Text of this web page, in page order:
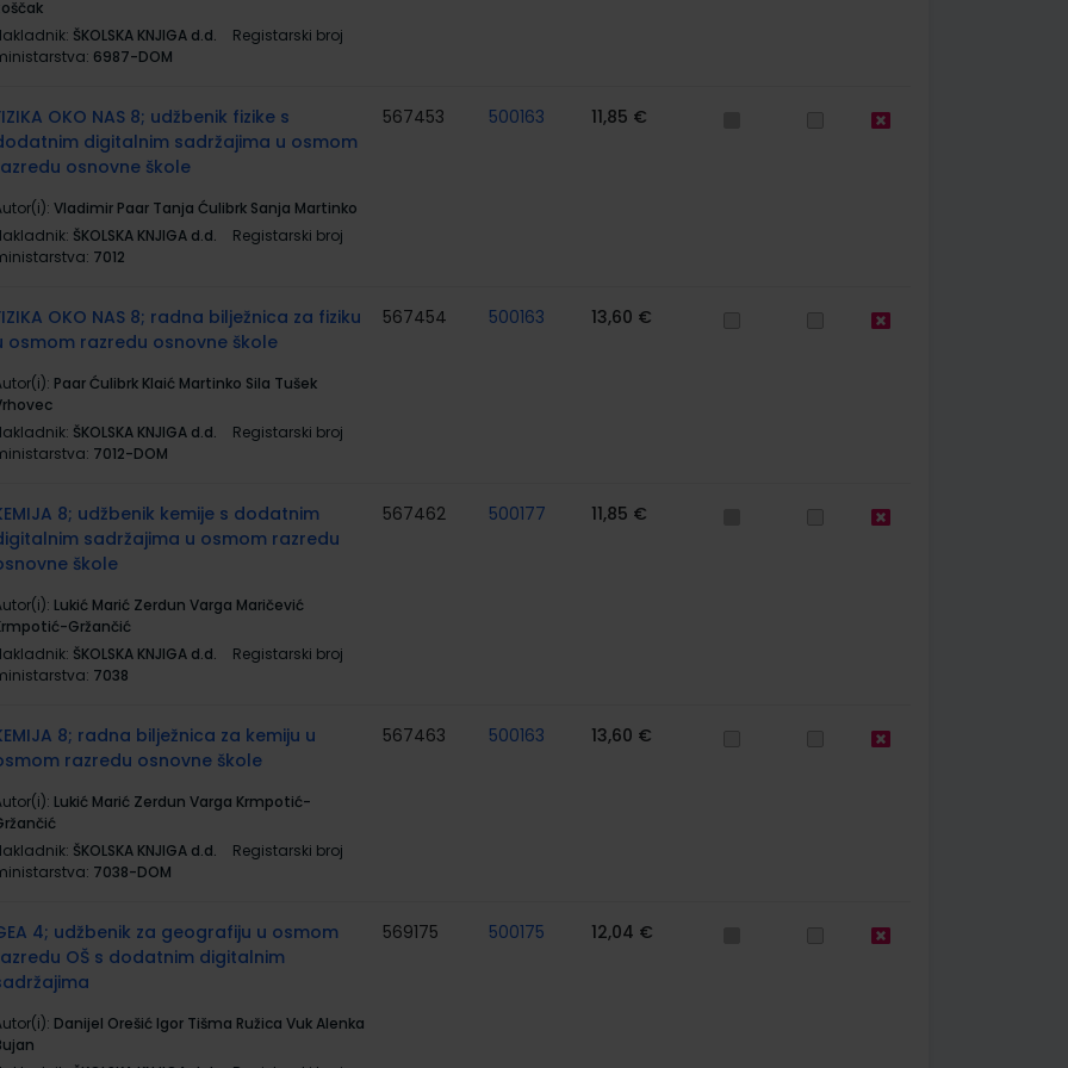
ŠKOLSKA KNJIGA d.d.
Registarski broj
6987-DOM
OKO NAS 8; udžbenik fizike s
digitalnim sadržajima u osmom
osnovne škole
Vladimir Paar Tanja Ćulibrk Sanja Martinko
ŠKOLSKA KNJIGA d.d.
Registarski broj
7012
567453 500163 11,85 €
OKO NAS 8; radna bilježnica za fiziku
osmom razredu osnovne škole
Paar Ćulibrk Klaić Martinko Sila Tušek
ŠKOLSKA KNJIGA d.d.
Registarski broj
7012-DOM
567454 500163 13,60 €
8; udžbenik kemije s dodatnim
sadržajima u osmom razredu
škole
Lukić Marić Zerdun Varga Maričević
Gržančić
ŠKOLSKA KNJIGA d.d.
Registarski broj
7038
567462 500177 11,85 €
8; radna bilježnica za kemiju u
razredu osnovne škole
Lukić Marić Zerdun Varga Krmpotić-
ŠKOLSKA KNJIGA d.d.
Registarski broj
7038-DOM
567463 500163 13,60 €
4; udžbenik za geografiju u osmom
OŠ s dodatnim digitalnim
Danijel Orešić Igor Tišma Ružica Vuk Alenka
569175 500175 12,04 €